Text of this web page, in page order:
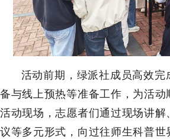
活动前期，绿派社成员高效完
备与线上预热等准备工作，为活动
活动现场，志愿者们通过现场讲解
议等多元形式，向过往师生科普